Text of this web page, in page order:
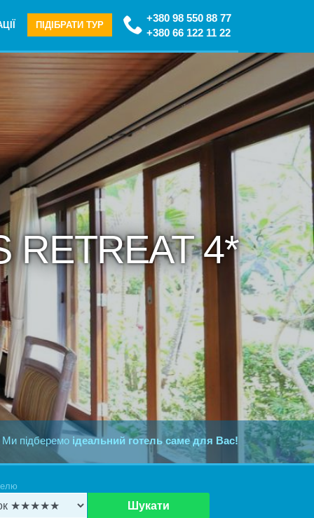
+380 98 550 88 77
+380 66 122 11 22
ПІДІБРАТИ ТУР
RETREAT 4*
підберемо ідеальний готель саме для Вас!
Шукати